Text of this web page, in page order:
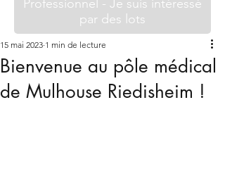
Professionnel - Je suis intéressé
par des lots
Bienvenue au pôle médical
de Mulhouse Riedisheim !
15 mai 2023 1 min de lecture